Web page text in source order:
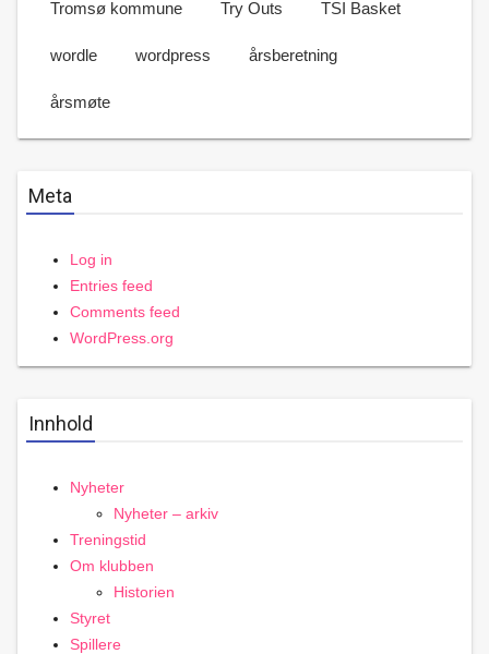
Tromsø kommune Try Outs TSI Basket
wordle wordpress årsberetning
årsmøte
Meta
Log in
Entries feed
Comments feed
WordPress.org
Innhold
Nyheter
Nyheter – arkiv
Treningstid
Om klubben
Historien
Styret
Spillere